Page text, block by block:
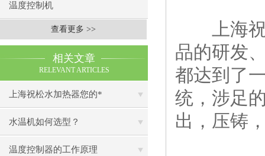
温度控制机
查看更多 >>
相关文章
RELEVANT ARTICLES
上海祝松水加热器您的*
水温机如何选型？
温度控制器的工作原理
上海祝
品的研发
都达到了
统，涉足
出，压铸